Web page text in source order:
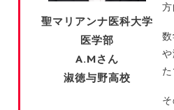
聖マリアンナ医科大学
医学部
A.Mさん
淑徳与野高校
た